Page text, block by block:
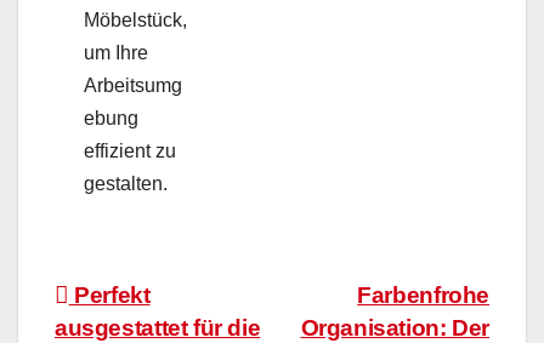
Möbelstück,
um Ihre
Arbeitsumg
ebung
effizient zu
gestalten.
BeitragsnavigationFarbenfrohe
Organisation: Der
Perfekt
ausgestattet für die